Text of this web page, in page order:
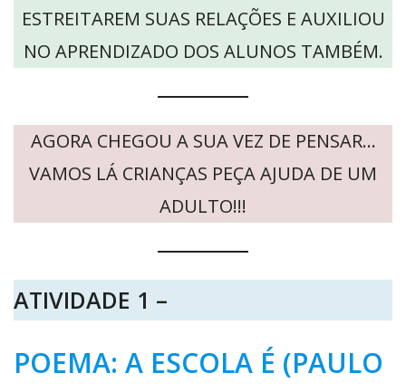
ESTREITAREM SUAS RELAÇÕES E AUXILIOU
NO APRENDIZADO DOS ALUNOS TAMBÉM.
AGORA CHEGOU A SUA VEZ DE PENSAR…
VAMOS LÁ CRIANÇAS PEÇA AJUDA DE UM
ADULTO!!!
ATIVIDADE 1 –
POEMA: A ESCOLA É (PAULO